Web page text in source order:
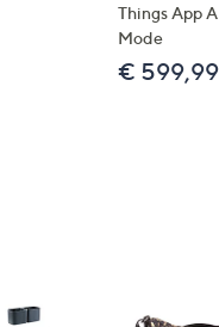
Things App
Mode
€ 599,99